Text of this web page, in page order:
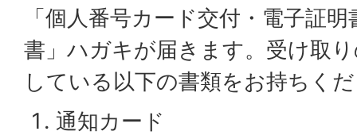
「個人番号カード交付・電子証
書」ハガキが届きます。受け取
している以下の書類をお持ちく
通知カード